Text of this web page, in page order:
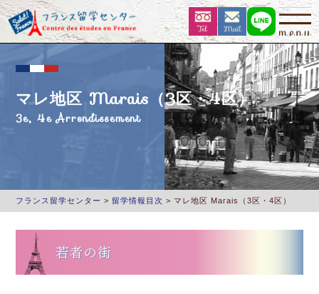
マレ地区 Marais（3区・4区）
3e, 4e Arrondissement
フランス留学センター > 留学情報目次 > マレ地区 Marais（3区・4区）
若者の街